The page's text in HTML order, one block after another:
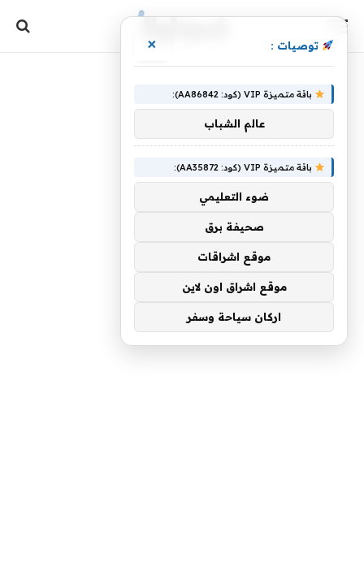
توصيات : ×
باقة متميزة VIP (كود: AA86842):
عالم الشباب
باقة متميزة VIP (كود: AA35872):
ضوء التعليمي
صحيفة برق
موقع اشراقات
موقع اشراق اون لاين
اركان سياحة وسفر